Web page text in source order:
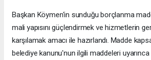
Başkan Köymen'in sunduğu borçlanma
mali yapısını güçlendirmek ve hizmetlerin
karşılamak amacı ile hazırlandı. Madde
belediye kanunu'nun ilgili maddeleri